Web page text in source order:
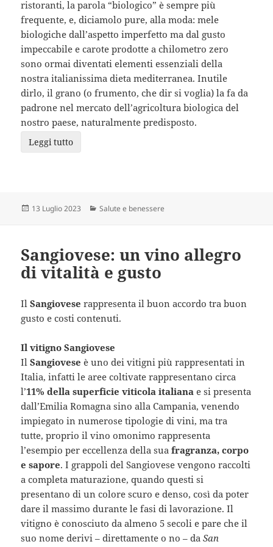
ristoranti, la parola “biologico” è sempre più
frequente, e, diciamolo pure, alla moda: mele
biologiche dall’aspetto imperfetto ma dal gusto
impeccabile e carote prodotte a chilometro zero
sono ormai diventati elementi essenziali della
nostra italianissima dieta mediterranea. Inutile
dirlo, il grano (o frumento, che dir si voglia) la fa da
padrone nel mercato dell’agricoltura biologica del
nostro paese, naturalmente predisposto.
Leggi tutto
Scritto
13 Luglio 2023 Categorie
Salute e benessere
Sangiovese: un vino allegro
di vitalità e gusto
IlSangiovese rappresenta il buon accordo tra buon
gusto e costi contenuti.
Il vitigno Sangiovese
IlSangiovese è uno dei vitigni più rappresentati in
Italia, infatti le aree coltivate rappresentano circa
l’11% della superficie viticola italiana e si presenta
dall’Emilia Romagna sino alla Campania, venendo
impiegato in numerose tipologie di vini, ma tra
tutte, proprio il vino omonimo rappresenta
l’esempio per eccellenza della sua fragranza, corpo
e sapore. I grappoli del Sangiovese vengono raccolti
a completa maturazione, quando questi si
presentano di un colore scuro e denso, così da poter
dare il massimo durante le fasi di lavorazione. Il
vitigno è conosciuto da almeno 5 secoli e pare che il
suo nome derivi – direttamente o no – daSan